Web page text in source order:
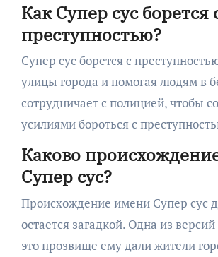
Как Супер сус борется
преступностью?
Супер сус борется с
улицы города и помогая людям в
сотрудничает с полицией, чтобы
усилиями бороться с
Каково
Супер сус?
Происхождение имени Супер сус
остается загадкой. Одна из версий
это прозвище ему дали жители